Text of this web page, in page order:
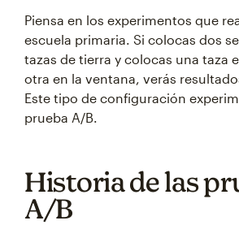
Piensa en los experimentos que
escuela primaria. Si colocas dos
tazas de tierra y colocas una taza
otra en la ventana, verás
Este tipo de configuración
prueba A/B.
Historia de las
A/B